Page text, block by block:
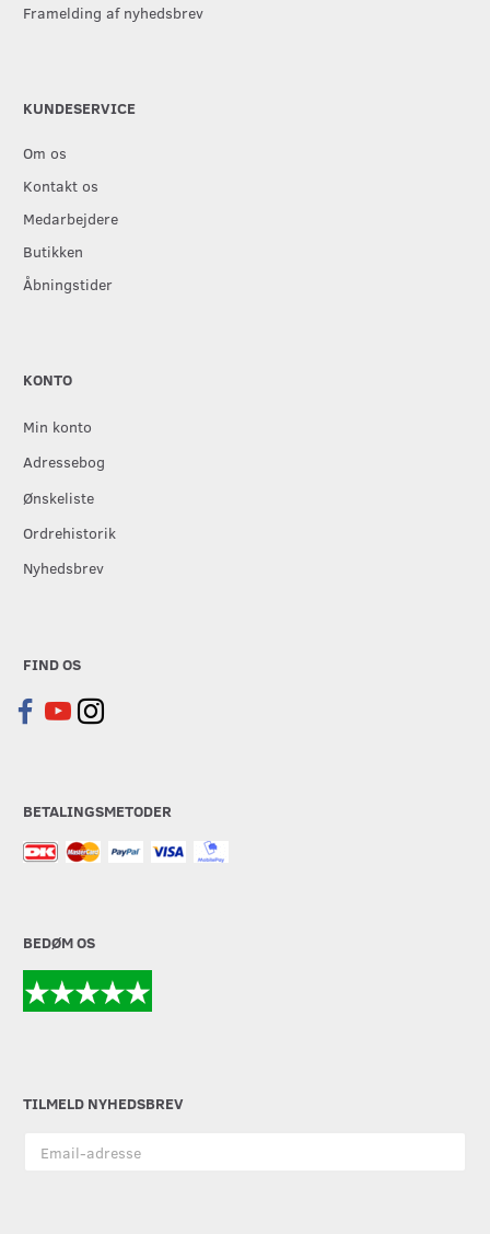
Framelding af nyhedsbrev
KUNDESERVICE
Om os
Kontakt os
Medarbejdere
Butikken
Åbningstider
KONTO
Min konto
Adressebog
Ønskeliste
Ordrehistorik
Nyhedsbrev
FIND OS
BETALINGSMETODER
BEDØM OS
TILMELD NYHEDSBREV
adresse